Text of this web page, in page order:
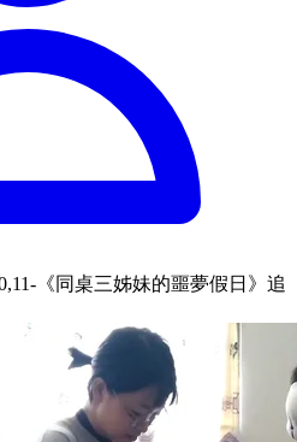
《同桌三姊妹的噩夢假日》追